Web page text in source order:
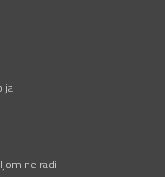
ne radi